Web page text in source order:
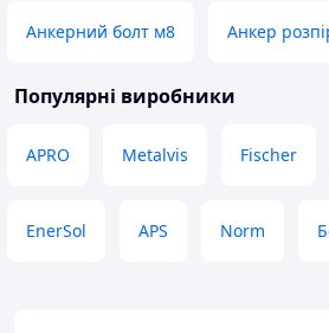
Нема
Анкерний болт м8 Анкер
Популярні виробники
APRO Metalvis Fischer
EnerSol APS Norm